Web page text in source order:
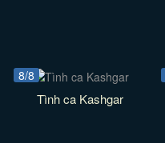
8/8
Tình ca Kashgar